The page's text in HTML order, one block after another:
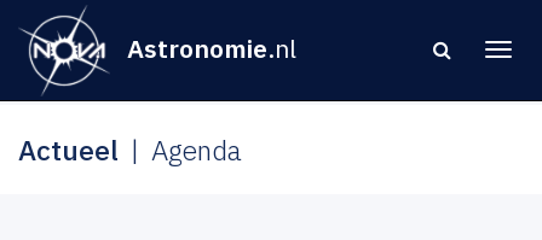
Astronomie.nl
Actueel Agenda